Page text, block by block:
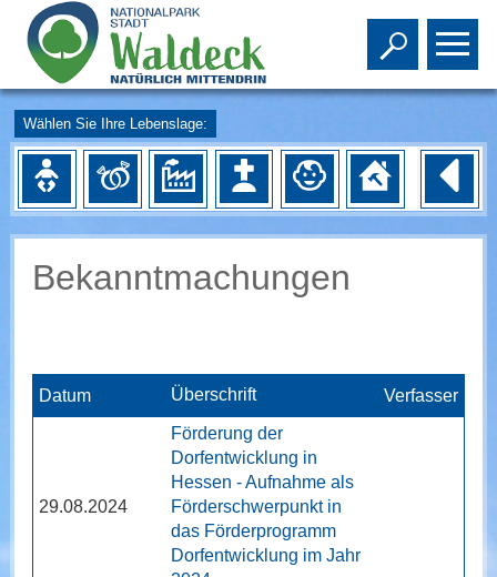
Toggle
Wählen Sie Ihre Lebenslage:
Bekanntmachungen
Datum Überschrift Verfasser
29.08.2024
Förderung der
Dorfentwicklung in
Hessen - Aufnahme als
Förderschwerpunkt in
das Förderprogramm
Dorfentwicklung im Jahr